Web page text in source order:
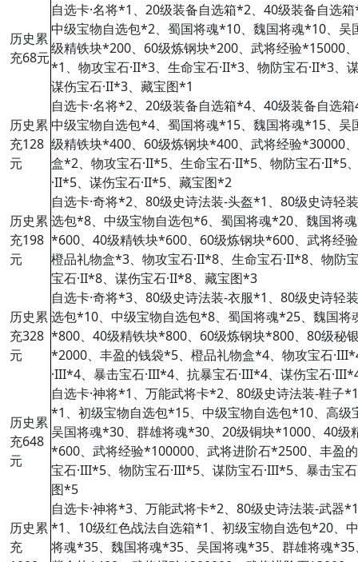
历史累
充68元
自选卡·名将*1、20级装备自选箱*2、40级装备自选
中级宝物自选包*2、蜀国将魂*10、魏国将魂*10、
级精铁块*200、60级炼钢块*200、武将经验*15000
*1、物攻宝石·II*3、生命宝石·II*3、物防宝石·II*3、
谋伤宝石·II*3、藏宝图*1
历史累
充128
元
自选卡·名将*2、20级装备自选箱*4、40级装备自选
中级宝物自选包*4、蜀国将魂*15、魏国将魂*15、
级精铁块*400、60级炼钢块*400、武将经验*30000
盒*2、物攻宝石·II*5、生命宝石·II*5、物防宝石·II*5
·II*5、谋伤宝石·II*5、藏宝图*2
历史累
充198
元
自选卡·奇将*2、80级史诗法装-头盔*1、80级史诗轻
选包*8、中级宝物自选包*6、蜀国将魂*20、魏国将
*600、40级精铁块*600、60级炼钢块*600、武将经
橙品礼物盒*3、物攻宝石·II*8、生命宝石·II*8、物防
宝石·II*8、谋伤宝石·II*8、藏宝图*3
历史累
充328
元
自选卡·奇将*3、80级史诗法装-衣服*1、80级史诗轻
选包*10、中级宝物自选包*8、蜀国将魂*25、魏国
*800、40级精铁块*800、60级炼钢块*800、80级秘
*2000、丰盈的钱袋*5、橙品礼物盒*4、物攻宝石
·III*4、暴击宝石·III*4、抗暴宝石·III*4、谋伤宝石
历史累
充648
元
自选卡·神将*1、万能武将卡*2、 80级史诗法装-鞋子
*1 、初级宝物自选包*15、中级宝物自选包*10、高
吴国将魂*30、群雄将魂*30、20级铜块*1000、40
*600、武将经验*100000、武将进阶石*2500、丰盈
宝石·III*5、物防宝石·III*5、谋防宝石·III*5、暴击宝
图*5
历史累
充
自选卡·神将*3、万能武将卡*2、80级史诗法装-武器
*1、10级红色战法自选箱*1、 初级宝物自选包*20、
将魂*35、魏国将魂*35、吴国将魂*35、群雄将魂